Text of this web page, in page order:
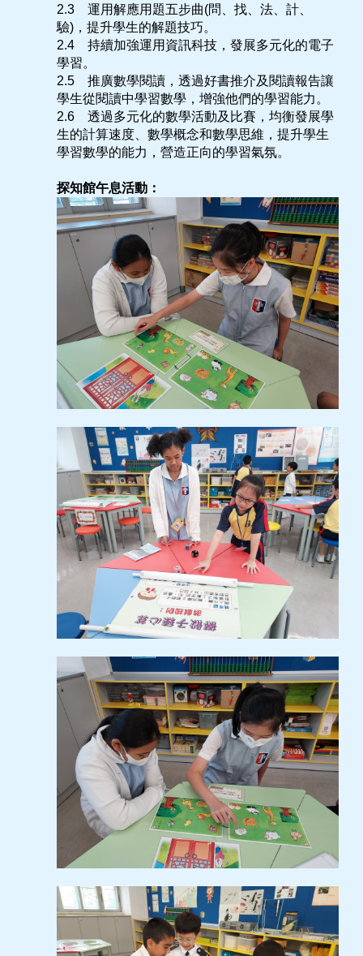
2.3 運用解應用題五步曲(問、找、法、計、
驗)，提升學生的解題技巧。
2.4 持續加強運用資訊科技，發展多元化的電子
學習。
2.5 推廣數學閱讀，透過好書推介及閱讀報告讓
學生從閱讀中學習數學，增強他們的學習能力。
2.6 透過多元化的數學活動及比賽，均衡發展學
生的計算速度、數學概念和數學思維，提升學生
學習數學的能力，營造正向的學習氣氛。
探知館午息活動：